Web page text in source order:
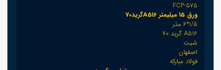
FCP-575
ورق 15 میلیمتر A516گرید70
1/5*6 متر
A516 گرید 70
شیت
اصفهان
فولاد مبارکه